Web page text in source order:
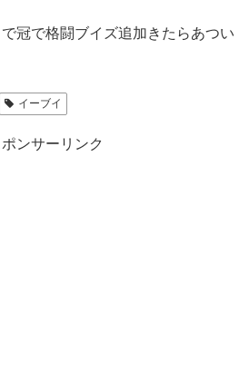
冠で格闘ブイズ追加きたらあつい
イーブイ
ポンサーリンク